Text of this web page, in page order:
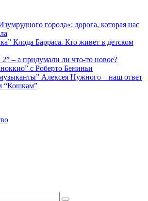
города»: дорога, которая нас
Клода Барраса. Кто живет в детском
2” – а придумали ли что-то новое?
с Роберто Бениньи
Алексея Нужного – наш ответ
“Кошкам”